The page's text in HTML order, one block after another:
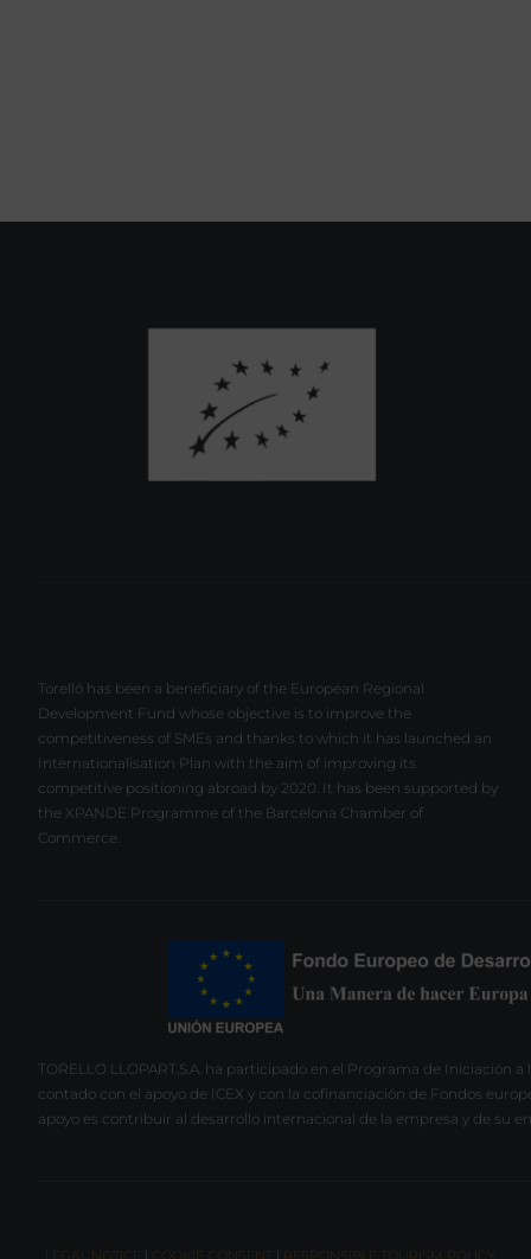
Torelló has been a beneficiary of the European Regional
Development Fund whose objective is to improve the
competitiveness of SMEs and thanks to which it has launched an
Internationalisation Plan with the aim of improving its
competitive positioning abroad by 2020. It has been supported by
the XPANDE Programme of the Barcelona Chamber of
Commerce.
TORELLO LLOPART,S.A. ha participado en el Programa de Iniciación
contado con el apoyo de ICEX y con la cofinanciación de Fondos
apoyo es contribuir al desarrollo internacional de la empresa y de su
LEGAL NOTICE | | RESPONSIBLE TOURISM POLICY